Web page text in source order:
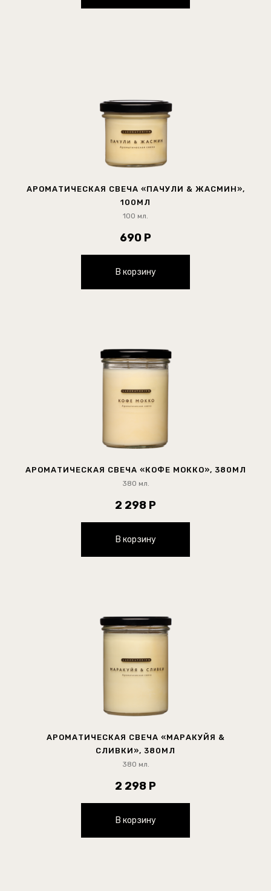
АРОМАТИЧЕСКАЯ СВЕЧА «ПАЧУЛИ & ЖАСМИН»,
100МЛ
100 мл.
690 Р
В корзину
АРОМАТИЧЕСКАЯ СВЕЧА «КОФЕ МОККО», 380МЛ
380 мл.
2 298 Р
В корзину
АРОМАТИЧЕСКАЯ СВЕЧА «МАРАКУЙЯ &
СЛИВКИ», 380МЛ
380 мл.
2 298 Р
В корзину